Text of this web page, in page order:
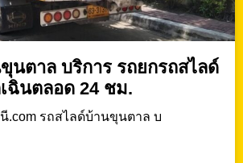
นตาล บริการ รถยกรถสไลด์
ฉินตลอด 24 ชม.
.com รถสไลด์บ้านขุนตาล บ